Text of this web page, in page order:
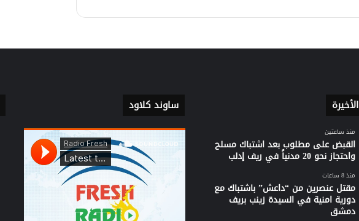
الأخيرة
منذ ساعتين
القبض على مطلوب بعد اشتباك مسلح
واحتجاز نحو 20 مدنياً في ريف إدلب
منذ 8 ساعات
مقتل عنصرين من “داعش” باشتباك مع
دورية امنية في السيدة زينب بريف
دمشق
ساوند كلاود